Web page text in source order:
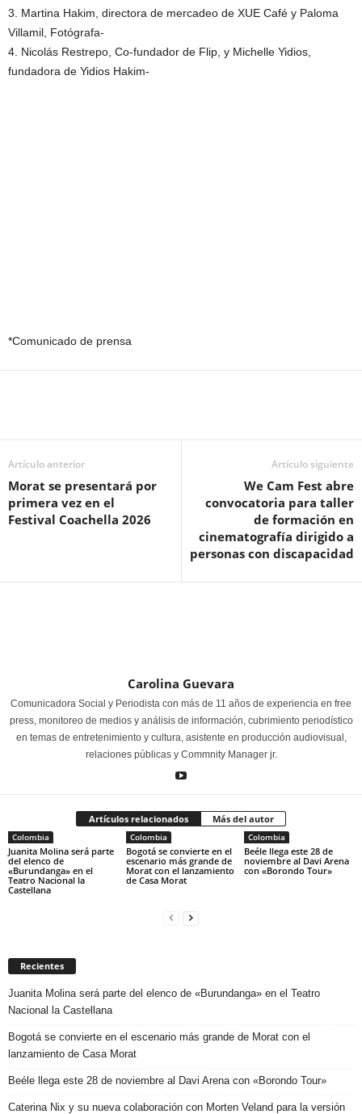
3. Martina Hakim, directora de mercadeo de XUE Café y Paloma
Villamil, Fotógrafa-
4. Nicolás Restrepo, Co-fundador de Flip, y Michelle Yidios,
fundadora de Yidios Hakim-
*Comunicado de prensa
Artículo anterior
Morat se presentará por
primera vez en el
Festival Coachella 2026
Artículo siguiente
We Cam Fest abre
convocatoria para taller
de formación en
cinematografía dirigido a
personas con discapacidad
Carolina Guevara
Comunicadora Social y Periodista con más de 11 años de experiencia en free
press, monitoreo de medios y análisis de información, cubrimiento periodístico
en temas de entretenimiento y cultura, asistente en producción audiovisual,
relaciones públicas y Commnity Manager jr.
Artículos relacionados Más del autor
Colombia
Juanita Molina será parte
del elenco de
«Burundanga» en el
Teatro Nacional la
Castellana
Colombia
Bogotá se convierte en el
escenario más grande de
Morat con el lanzamiento
de Casa Morat
Colombia
Beéle llega este 28 de
noviembre al Davi Arena
con «Borondo Tour»
Recientes
Juanita Molina será parte del elenco de «Burundanga» en el Teatro
Nacional la Castellana
Bogotá se convierte en el escenario más grande de Morat con el
lanzamiento de Casa Morat
Beéle llega este 28 de noviembre al Davi Arena con «Borondo Tour»
Caterina Nix y su nueva colaboración con Morten Veland para la versión